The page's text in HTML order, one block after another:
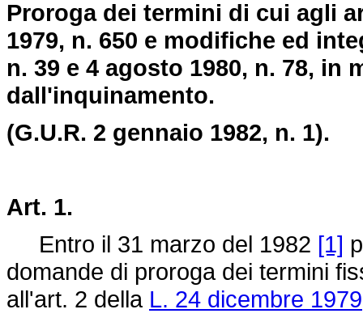
Proroga dei termini di cui agli
1979, n. 650 e modifiche ed
n. 39 e 4 agosto 1980, n. 78, in
dall'inquinamento.
(G.U.R. 2 gennaio 1982, n. 1).
Art. 1.
Entro il 31 marzo del 1982 [1]
domande di proroga dei termini
all'art. 2 della L. 24 dicembre